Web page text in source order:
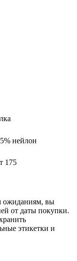
нейлон
175
ожиданиям, вы
от даты покупки.
этикетки и